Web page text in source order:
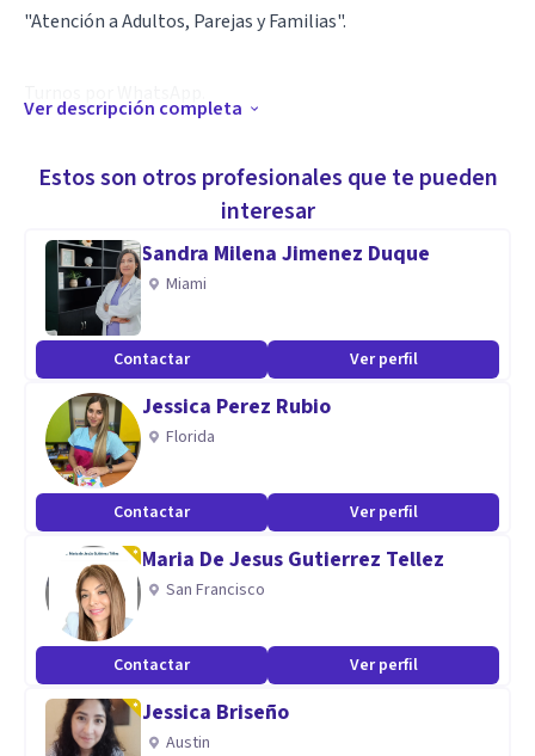
"Atención a Adultos, Parejas y Familias".
Lic. Prof. Marina Tumini
ATENCIÓN ONLINE
Especialidad
Escucha atenta y activa, desde la comprensión y empatía.
Acompañamiento y orientación.
Aptitudes
Atención online
Terapia Individual, de Parejas y Familias. Terapia vincular .
Ver descripción completa
Estos son otros profesionales que te pueden
interesar
Sandra Milena Jimenez Duque
Miami
Contactar Ver perfil
Jessica Perez Rubio
Florida
Contactar Ver perfil
Maria De Jesus Gutierrez Tellez
San Francisco
Contactar Ver perfil
Jessica Briseño
Austin